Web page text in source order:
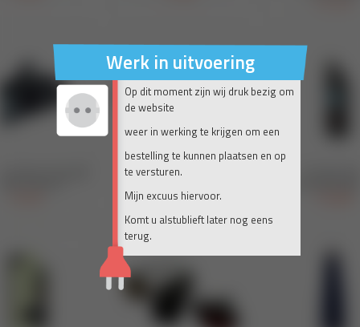
Werk in uitvoering
Op dit moment zijn wij druk bezig om
de website
weer in werking te krijgen om een
bestelling te kunnen plaatsen en op
te versturen.
Mijn excuus hiervoor.
Komt u alstublieft later nog eens
terug.